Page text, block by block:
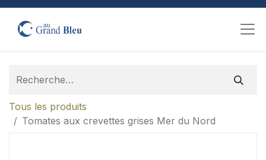
Tous les produits
Tomates aux crevettes grises Mer du Nord